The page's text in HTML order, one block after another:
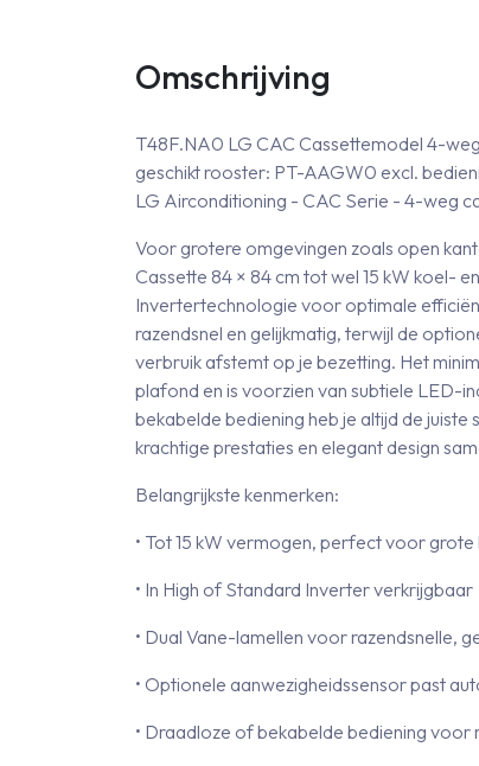
Omschrijving
T48F.NA0 LG CAC Cassettemodel 4-
geschikt rooster: PT-AAGW0 excl.
LG Airconditioning - CAC Serie - 4-weg
Voor grotere omgevingen zoals open
Cassette 84 × 84 cm tot wel 15 kW koel-
Invertertechnologie voor optimale
razendsnel en gelijkmatig, terwijl de
verbruik afstemt op je bezetting. Het
plafond en is voorzien van subtiele LED-
bekabelde bediening heb je altijd de juiste
krachtige prestaties en elegant design
Belangrijkste kenmerken:
• Tot 15 kW vermogen, perfect voor
• In High of Standard Inverter verkrijgbaar
• Dual Vane-lamellen voor razendsnelle,
• Optionele aanwezigheidssensor past
• Draadloze of bekabelde bediening voor